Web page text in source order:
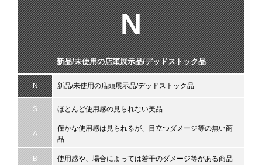
N
新品/未使用の店頭展示品/デッドストック品
N 新品/未使用の店頭展示品/デッドストック品
S ほとんど使用感の見られない美品
A
僅かな使用感は見られるが、目立つダメージ等の無い商
品
B 使用感や、場合によっては若干のダメージ等がある商品